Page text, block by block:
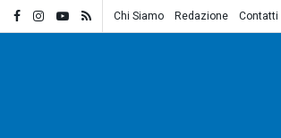
Chi Siamo Redazione Contatti